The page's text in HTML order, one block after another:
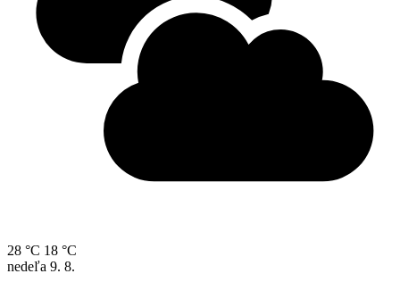
28 °C 18 °C
nedeľa 9. 8.